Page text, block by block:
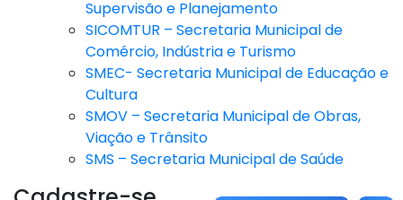
Supervisão e Planejamento
SICOMTUR – Secretaria Municipal de
Comércio, Indústria e Turismo
SMEC- Secretaria Municipal de Educação e
Cultura
SMOV – Secretaria Municipal de Obras,
Viação e Trânsito
SMS – Secretaria Municipal de Saúde